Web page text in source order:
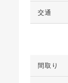
交通
間取り